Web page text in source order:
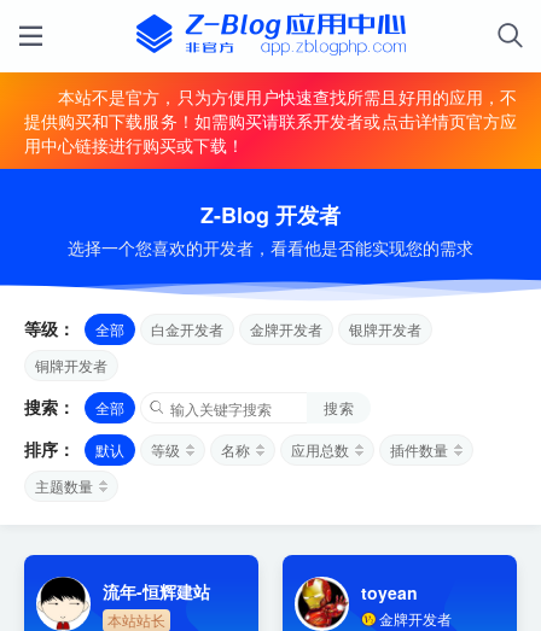
本站不是官方，只为方便用户快速查找所需且好用的应用，不
提供购买和下载服务！如需购买请联系开发者或点击详情页官方应
用中心链接进行购买或下载！
Z-Blog 开发者
选择一个您喜欢的开发者，看看他是否能实现您的需求
等级： 全部 白金开发者 金牌开发者
银牌开发者
铜牌开发者
搜索： 全部 搜索
排序： 默认 等级 名称 应用总数
插件数量
主题数量
流年-恒辉建站
本站站长
toyean
金牌开发者